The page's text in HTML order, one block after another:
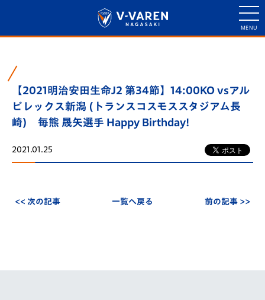
【2021明治安田生命J2 第34節】14:00KO vsアル
ビレックス新潟 (トランスコスモススタジアム長
崎) 毎熊 晟矢選手 Happy Birthday!
2021.01.25
<< 次の記事 一覧へ戻る 前の記事 >>